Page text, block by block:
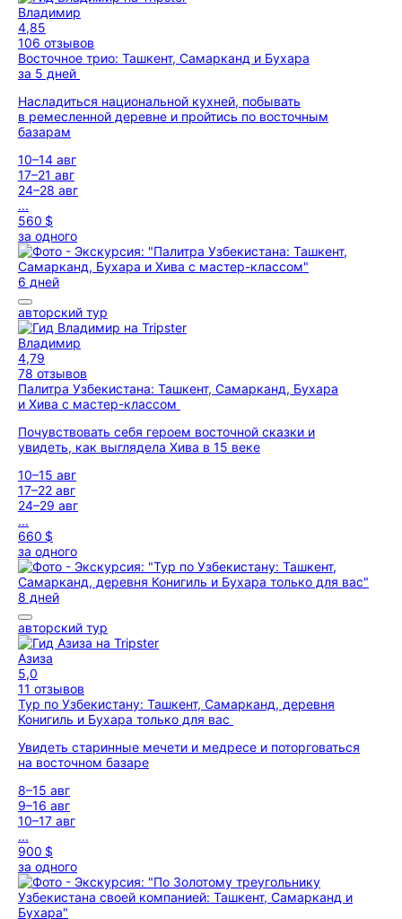
Владимир
4,85
106 отзывов
Восточное трио: Ташкент, Самарканд и Бухара
за 5 дней
Насладиться национальной кухней, побывать
в ремесленной деревне и пройтись по восточным
базарам
10–14 авг
17–21 авг
24–28 авг
...
560 $
за одного
6 дней
авторский тур
Владимир
4,79
78 отзывов
Палитра Узбекистана: Ташкент, Самарканд, Бухара
и Хива с мастер-классом
Почувствовать себя героем восточной сказки и
увидеть, как выглядела Хива в 15 веке
10–15 авг
17–22 авг
24–29 авг
...
660 $
за одного
8 дней
авторский тур
Азиза
5,0
11 отзывов
Тур по Узбекистану: Ташкент, Самарканд, деревня
Конигиль и Бухара только для вас
Увидеть старинные мечети и медресе и поторговаться
на восточном базаре
8–15 авг
9–16 авг
10–17 авг
...
900 $
за одного